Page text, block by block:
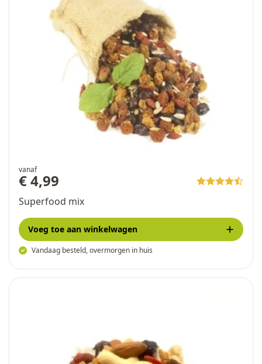
vanaf
€ 4,99
Superfood mix
Vandaag besteld, overmorgen in huis
Voeg toe aan winkelwagen